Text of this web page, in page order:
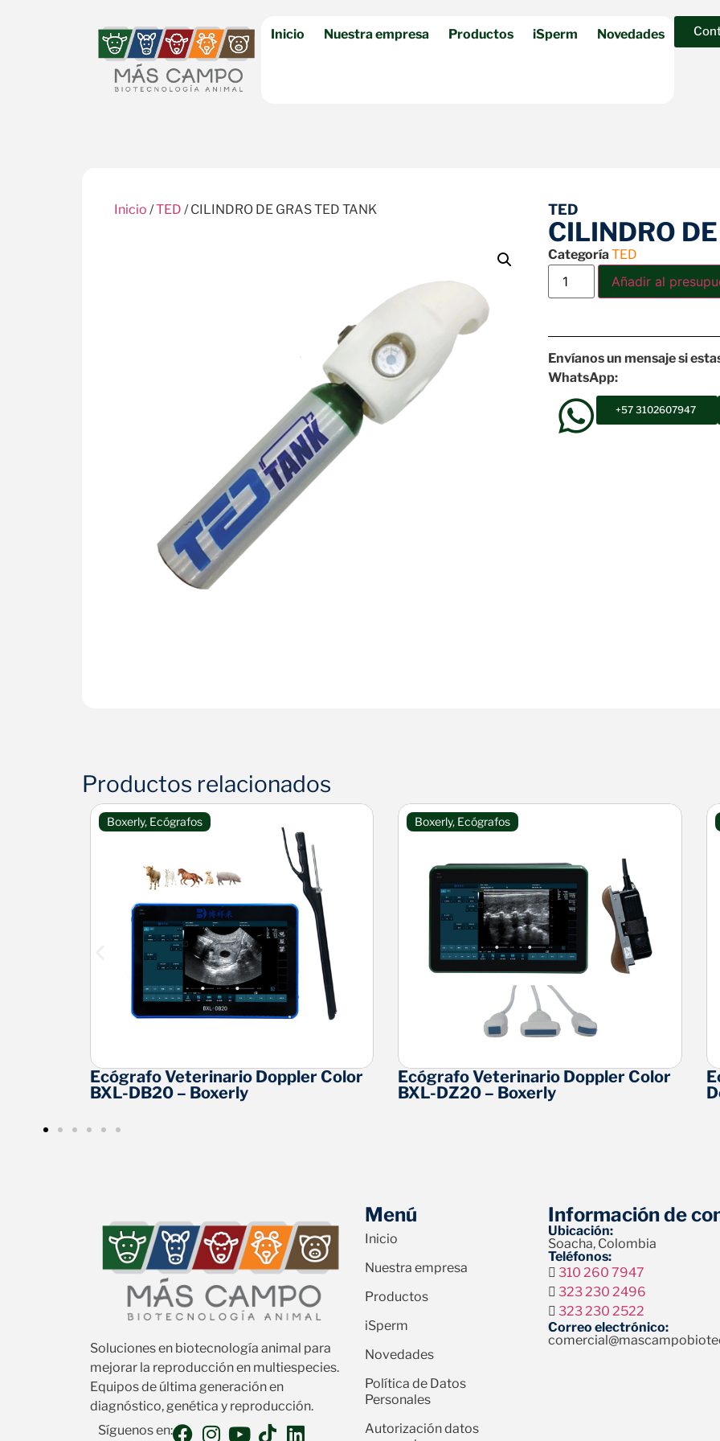
Inicio Nuestra empresa Productos iSperm Novedades
Inicio /TED / CILINDRO DE GRAS TED TANK TED
CILINDRO
CategoríaTED
Añadir al
Envíanos un mensaje si
WhatsApp:
+57 3102607947
Productos relacionados
Boxerly, Ecógrafos
Ecógrafo Veterinario Doppler Color
BXL-DB20 – Boxerly
Boxerly, Ecógrafos
Ecógrafo Veterinario Doppler Color
BXL-DZ20 – Boxerly
Soluciones en biotecnología animal para
mejorar la reproducción en multiespecies.
Equipos de última generación en
diagnóstico, genética y reproducción.
Síguenos en:
Menú
Inicio
Nuestra empresa
Productos
iSperm
Novedades
Política de Datos
Personales
Autorización datos
Información de
Ubicación:
Soacha, Colombia
Teléfonos:
310 260 7947
323 230 2496
323 230 2522
Correo electrónico: